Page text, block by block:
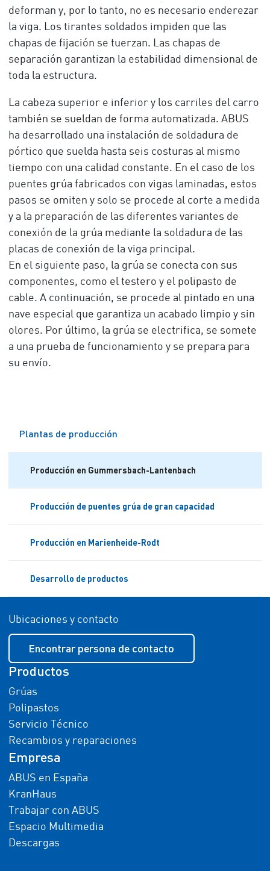
Plantas de producción
Producción en Gummersbach-Lantenbach
Producción de puentes grúa de gran capacidad
Producción en Marienheide-Rodt
Desarrollo de productos
deforman y, por lo tanto, no es necesario enderezar
la viga. Los tirantes soldados impiden que las
chapas de fijación se tuerzan. Las chapas de
separación garantizan la estabilidad dimensional de
toda la estructura.
La cabeza superior e inferior y los carriles del carro
también se sueldan de forma automatizada. ABUS
ha desarrollado una instalación de soldadura de
pórtico que suelda hasta seis costuras al mismo
tiempo con una calidad constante. En el caso de los
puentes grúa fabricados con vigas laminadas, estos
pasos se omiten y solo se procede al corte a medida
y a la preparación de las diferentes variantes de
conexión de la grúa mediante la soldadura de las
placas de conexión de la viga principal.
En el siguiente paso, la grúa se conecta con sus
componentes, como el testero y el polipasto de
cable. A continuación, se procede al pintado en una
nave especial que garantiza un acabado limpio y sin
olores. Por último, la grúa se electrifica, se somete
a una prueba de funcionamiento y se prepara para
su envío.
Ubicaciones y contacto
Encontrar persona de contacto
Productos
Grúas
Polipastos
Servicio Técnico
Recambios y reparaciones
Empresa
ABUS en España
KranHaus
Trabajar con ABUS
Espacio Multimedia
Descargas